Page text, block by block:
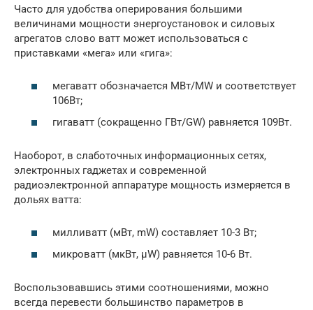
Часто для удобства оперирования большими
величинами мощности энергоустановок и силовых
агрегатов слово ватт может использоваться с
приставками «мега» или «гига»:
мегаватт обозначается МВт/MW и соответствует
106Вт;
гигаватт (сокращенно ГВт/GW) равняется 109Вт.
Наоборот, в слаботочных информационных сетях,
электронных гаджетах и современной
радиоэлектронной аппаратуре мощность измеряется в
дольях ватта:
милливатт (мВт, mW) составляет 10-3 Вт;
микроватт (мкВт, µW) равняется 10-6 Вт.
Воспользовавшись этими соотношениями, можно
всегда перевести большинство параметров в